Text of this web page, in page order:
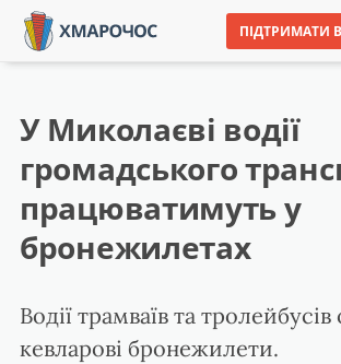
ПІДТРИМАТИ
У Миколаєві водії
громадського
працюватимуть у
бронежилетах
Водії трамваїв та
кевларові бронежилети.